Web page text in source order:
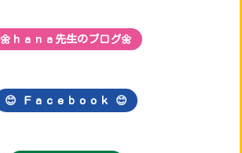
🌼ｈａｎａ先生のブログ🌼
😊 Ｆａｃｅｂｏｏｋ 😊